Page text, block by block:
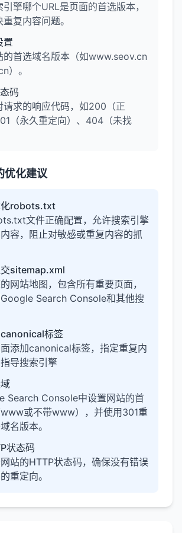
擎哪个URL是页面的首选版本，
复内容问题。
置
的首选域名版本（如www.seov.cn
）。
码
请求的响应代码，如200（正
（永久重定向）、404（未找
优化建议
化robots.txt
文件正确配置，允许搜索引擎
容，阻止对敏感或重复内容的抓
sitemap.xml
网站地图，包含所有重要页面，
Search Console和其他搜
标签
添加canonical标签，指定重复内
导搜索引擎
Search Console中设置网站的首
或不带www），并使用301重
名版本。
状态码
站的HTTP状态码，确保没有错误
重定向。